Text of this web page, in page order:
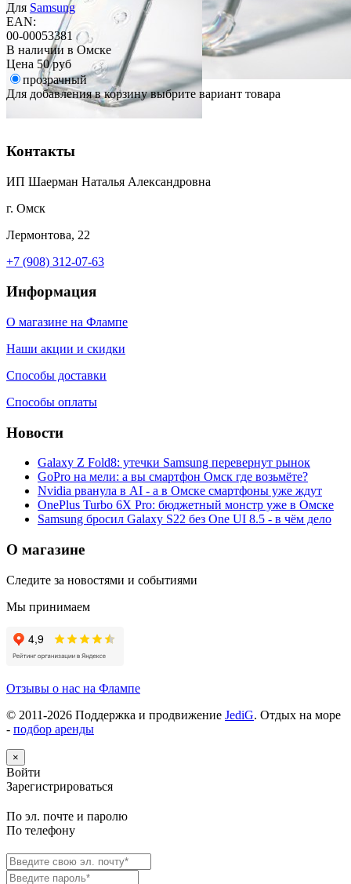
Для Samsung
EAN:
00-00053381
В наличии в Омске
Цена 50 руб
прозрачный
Для добавления в корзину выбрите вариант товара
Контакты
ИП Шаерман Наталья Александровна
г. Омск
Лермонтова, 22
+7 (908) 312-07-63
Информация
О магазине на Флампе
Наши акции и скидки
Способы доставки
Способы оплаты
Новости
Galaxy Z Fold8: утечки Samsung перевернут рынок
GoPro на мели: а вы смартфон Омск где возьмёте?
Nvidia рванула в AI - а в Омске смартфоны уже ждут
OnePlus Turbo 6X Pro: бюджетный монстр уже в Омске
Samsung бросил Galaxy S22 без One UI 8.5 - в чём дело
О магазине
Следите за новостями и событиями
Мы принимаем
Отзывы о нас на Флампе
© 2011-2026 Поддержка и продвижение JediG. Отдых на море
- подбор аренды
×
Войти
Зарегистрироваться
По эл. почте и паролю
По телефону